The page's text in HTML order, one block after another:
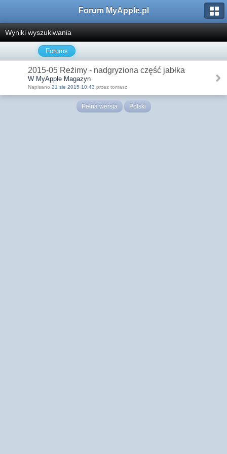
Forum MyApple.pl
Wyniki wyszukiwania
Forums
2015-05 Reżimy - nadgryziona część jabłka
W MyApple Magazyn
Napisano 21 sie 2015 10:43 przez tomasz
Pełna wersja Polski